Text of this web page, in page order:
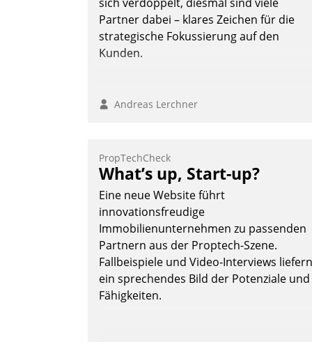
Nadja Hußmann
Partner dabei – klares Zeichen für die
strategische Fokussierung auf den
Kunden.
Andreas Lerchner
PropTechCheck
What’s up, Start-up?
Eine neue Website führt
innovationsfreudige
Immobilienunternehmen zu passenden
Partnern aus der Proptech-Szene.
Fallbeispiele und Video-Interviews liefern
ein sprechendes Bild der Potenziale und
Fähigkeiten.